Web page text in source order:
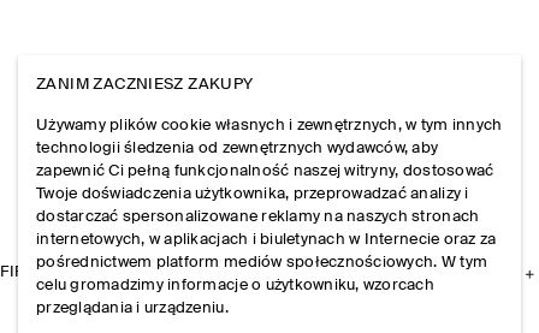
FIRMA
ZANIM ZACZNIESZ ZAKUPY
Używamy plików cookie własnych i zewnętrznych, w tym innych
technologii śledzenia od zewnętrznych wydawców, aby
zapewnić Ci pełną funkcjonalność naszej witryny, dostosować
Twoje doświadczenia użytkownika, przeprowadzać analizy i
dostarczać spersonalizowane reklamy na naszych stronach
internetowych, w aplikacjach i biuletynach w Internecie oraz za
pośrednictwem platform mediów społecznościowych. W tym
celu gromadzimy informacje o użytkowniku, wzorcach
przeglądania i urządzeniu.